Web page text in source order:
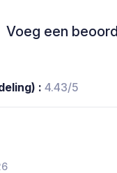
Voeg een
: 4.43/5